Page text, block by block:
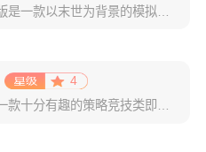
4
战就战九游版是一款十分有趣的策略竞技类即时手游，玩家使用九游账号登录便可获得大量礼包。该作由魔兽同名经典对战地图改编而来，主要是以对战模式为主，一般情况下对战模式分为了单挑1V1和2V2两种，玩家们需